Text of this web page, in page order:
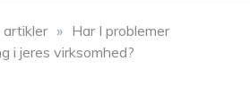
artikler » Har I problemer
i jeres virksomhed?